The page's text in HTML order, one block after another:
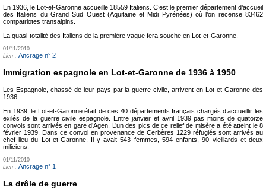
En 1936, le Lot-et-Garonne accueille 18559 Italiens. C’est le premier département d’accueil
des Italiens du Grand Sud Ouest (Aquitaine et Midi Pyrénées) où l’on recense 83462
compatriotes transalpins.
La quasi-totalité des Italiens de la première vague fera souche en Lot-et-Garonne.
01/11/2010
Lien : Ancrage n° 2
Immigration espagnole en Lot-et-Garonne de 1936 à 1950
Les Espagnole, chassé de leur pays par la guerre civile, arrivent en Lot-et-Garonne dès
1936.
En 1939, le Lot-et-Garonne était de ces 40 départements français chargés d’accueillir les
exilés de la guerre civile espagnole. Entre janvier et avril 1939 pas moins de quatorze
convois sont arrivés en gare d’Agen. L’un des pics de ce relief de misère a été atteint le 8
février 1939. Dans ce convoi en provenance de Cerbères 1229 réfugiés sont arrivés au
chef lieu du Lot-et-Garonne. Il y avait 543 femmes, 594 enfants, 90 vieillards et deux
miliciens.
01/11/2010
Lien : Ancrage n° 1
La drôle de guerre